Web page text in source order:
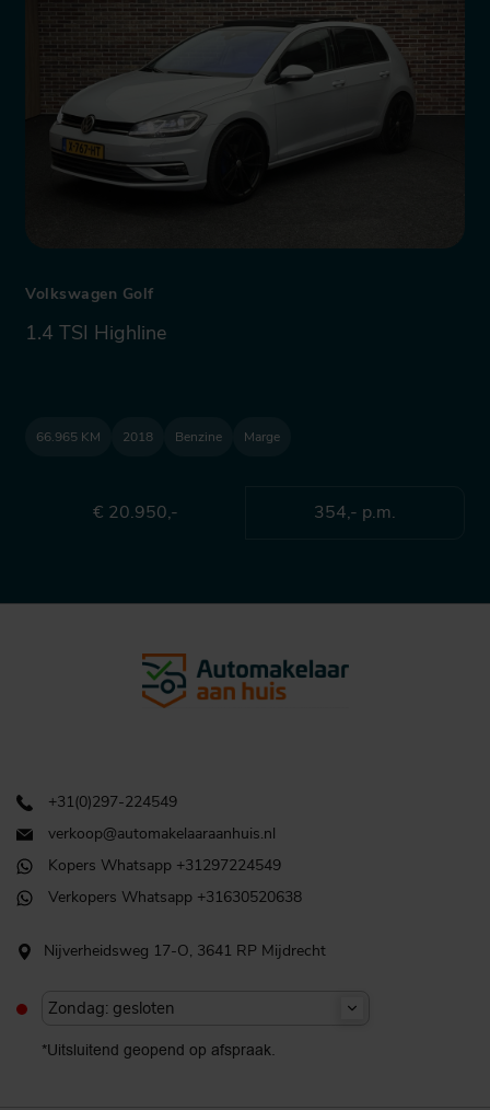
Volkswagen Golf
1.4 TSI Highline
66.965 KM 2018 Benzine Marge
€ 20.950,- 354,- p.m.
+31(0)297-224549
verkoop@automakelaaraanhuis.nl
Kopers Whatsapp +31297224549
Verkopers Whatsapp +31630520638
Nijverheidsweg 17-O, 3641 RP Mijdrecht
Zondag: gesloten
*Uitsluitend geopend op afspraak.